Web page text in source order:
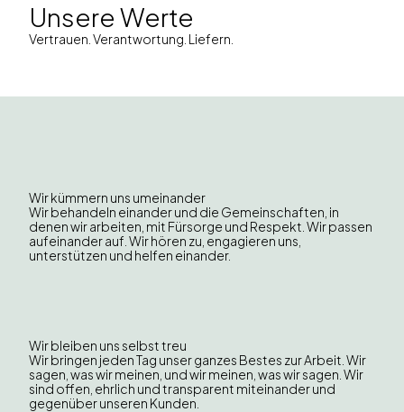
Unsere Werte
Vertrauen. Verantwortung. Liefern.
Wir kümmern uns umeinander
Wir behandeln einander und die Gemeinschaften, in
denen wir arbeiten, mit Fürsorge und Respekt. Wir passen
aufeinander auf. Wir hören zu, engagieren uns,
unterstützen und helfen einander.
Wir bleiben uns selbst treu
Wir bringen jeden Tag unser ganzes Bestes zur Arbeit. Wir
sagen, was wir meinen, und wir meinen, was wir sagen. Wir
sind offen, ehrlich und transparent miteinander und
gegenüber unseren Kunden.